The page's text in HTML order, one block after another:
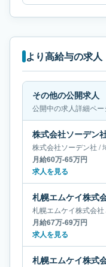
より高給与の求人
その他の公開求人
公開中の求人詳細ペー
株式会社ソーデン社 /
月給60万-65万円
求人を見る
札幌エムケイ株式会社
月給67万-69万円
求人を見る